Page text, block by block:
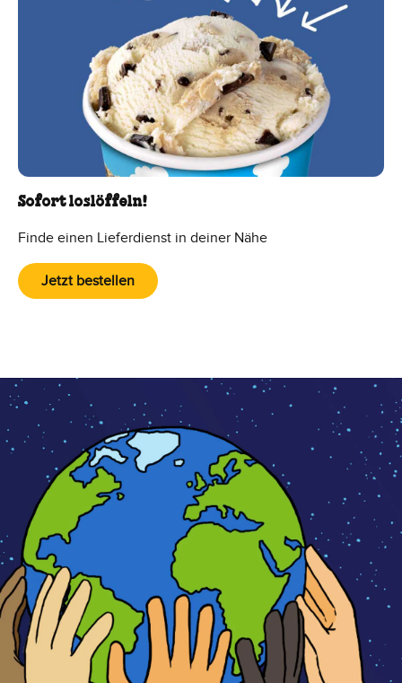
Sofort loslöffeln!
Finde einen Lieferdienst in deiner Nähe
Jetzt bestellen